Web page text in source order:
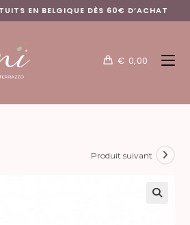
EN BELGIQUE DÈS 60€ D’ACHAT
€ 0,00
Produit suivant